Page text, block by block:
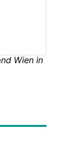
Wien in